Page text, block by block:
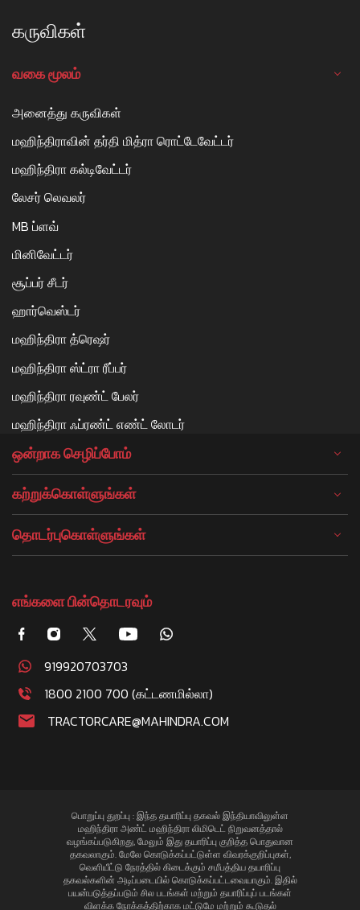
கருவிகள்
வகை மூலம்
அனைத்து கருவிகள்
மஹிந்திராவின் தர்தி மித்ரா ரொட்டேவேட்டர்
மஹிந்திரா கல்டிவேட்டர்
லேசர் லெவலர்
MB ப்ளவ்
மினிவேட்டர்
சூப்பர் சீடர்
ஹார்வெஸ்டர்
மஹிந்திரா த்ரெஷர்
மஹிந்திரா ஸ்ட்ரா ரீப்பர்
மஹிந்திரா ரவுண்ட் பேலர்
மஹிந்திரா ஃப்ரண்ட் எண்ட் லோடர்
ஒன்றாக செழிப்போம்
கற்றுக்கொள்ளுங்கள்
தொடர்புகொள்ளுங்கள்
எங்களை பின்தொடரவும்
919920703703
1800 2100 700 (கட்டணமில்லா)
TRACTORCARE@MAHINDRA.COM
பொறுப்பு துறப்பு : இந்த தயாரிப்பு தகவல் இந்தியாவிலுள்ள
மஹிந்திரா அண்ட் மஹிந்திரா லிமிடெட் நிறுவனத்தால்
வழங்கப்படுகிறது, மேலும் இது தயாரிப்பு குறித்த பொதுவான
தகவலாகும். மேலே கொடுக்கப்பட்டுள்ள விவரக்குறிப்புகள்,
வெளியீட்டு நேரத்தில் கிடைக்கும் சமீபத்திய தயாரிப்பு
தகவல்களின் அடிப்படையில் கொடுக்கப்பட்டவையாகும். இதில்
பயன்படுத்தப்படும் சில படங்கள் மற்றும் தயாரிப்புப் படங்கள்
விளக்க நோக்கத்திற்காக மட்டுமே மற்றும் கூடுதல்